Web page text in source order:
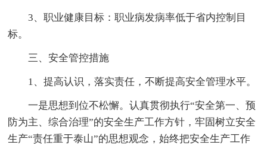
3、职业健康目标：职业病发病率低于省内控制目
标。
三、安全管控措施
1、提高认识，落实责任，不断提高安全管理水平。
一是思想到位不松懈。认真贯彻执行“安全第一、预
防为主、综合治理”的安全生产工作方针，牢固树立安全
生产“责任重于泰山”的思想观念，始终把安全生产工作